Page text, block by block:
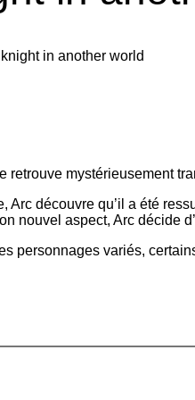
in another world
retrouve mystérieusement
Arc découvre qu’il a été
nouvel aspect, Arc décide
personnages variés,